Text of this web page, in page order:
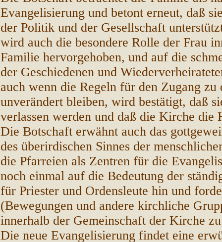
Evangelisierung und betont erneut, daß
der Politik und der Gesellschaft
wird auch die besondere Rolle der Frau
Familie hervorgehoben, und auf die
der Geschiedenen und
auch wenn die Regeln für den Zugang zu
unverändert bleiben, wird bestätigt, daß
verlassen werden und daß die Kirche die
Die Botschaft erwähnt auch das
des überirdischen Sinnes der
die Pfarreien als Zentren für die
noch einmal auf die Bedeutung der
für Priester und Ordensleute hin und
(Bewegungen und andere kirchliche
innerhalb der Gemeinschaft der Kirche
Die neue Evangelisierung findet eine